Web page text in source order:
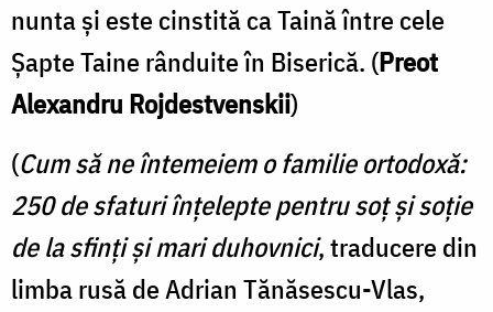
nunta şi este cinstită ca Taină între cele
Şapte Taine rânduite în Biserică. (Preot
Alexandru Rojdestvenskii)
(Cum să ne întemeiem o familie ortodoxă:
250 de sfaturi înţelepte pentru soţ şi soţie
de la sfinţi şi mari duhovnici, traducere din
limba rusă de Adrian Tănăsescu-Vlas,